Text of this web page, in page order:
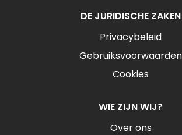
DE JURIDISCHE ZAKEN
Privacybeleid
Gebruiksvoorwaarden
Cookies
WIE ZIJN WIJ?
Over ons